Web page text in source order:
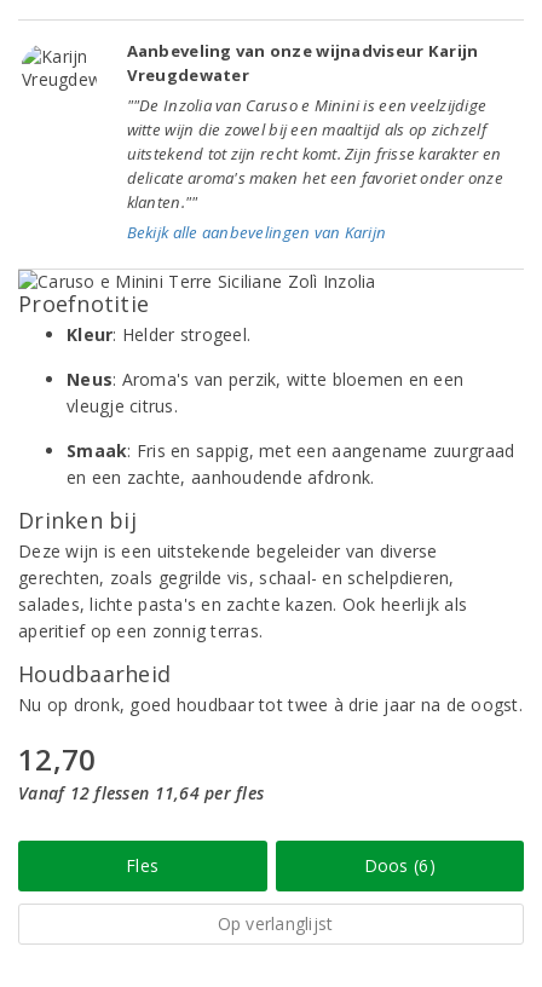
Aanbeveling van onze wijnadviseur Karijn
Vreugdewater
""De Inzolia van Caruso e Minini is een veelzijdige
witte wijn die zowel bij een maaltijd als op zichzelf
uitstekend tot zijn recht komt. Zijn frisse karakter en
delicate aroma's maken het een favoriet onder onze
klanten.""
Bekijk alle aanbevelingen van Karijn
Proefnotitie
Kleur: Helder strogeel.
Neus: Aroma's van perzik, witte bloemen en een
vleugje citrus.
Smaak: Fris en sappig, met een aangename zuurgraad
en een zachte, aanhoudende afdronk.
Drinken bij
Deze wijn is een uitstekende begeleider van diverse
gerechten, zoals gegrilde vis, schaal- en schelpdieren,
salades, lichte pasta's en zachte kazen. Ook heerlijk als
aperitief op een zonnig terras.
Houdbaarheid
Nu op dronk, goed houdbaar tot twee à drie jaar na de oogst.
12,70
Vanaf 12 flessen 11,64 per fles
Fles Doos (6)
Op verlanglijst